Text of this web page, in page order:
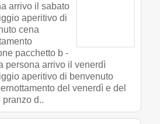
arrivo il sabato
aperitivo di
cena
pacchetto b -
persona arrivo il venerdì
aperitivo di benvenuto
del venerdì e del
pranzo d..